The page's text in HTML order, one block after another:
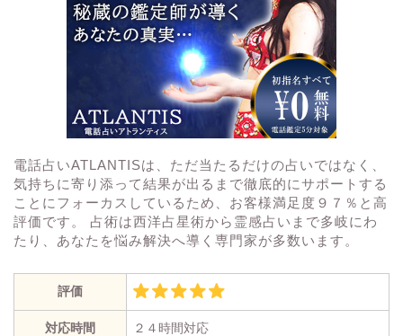
電話占いATLANTISは、ただ当たるだけの占いではなく、
気持ちに寄り添って結果が出るまで徹底的にサポートする
ことにフォーカスしているため、お客様満足度９７％と高
評価です。 占術は西洋占星術から霊感占いまで多岐にわ
たり、あなたを悩み解決へ導く専門家が多数います。
評価
対応時間 ２４時間対応